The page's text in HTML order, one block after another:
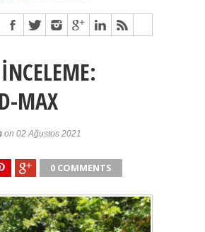
MAX
on 02 Ağustos 2021
0 COMMENTS